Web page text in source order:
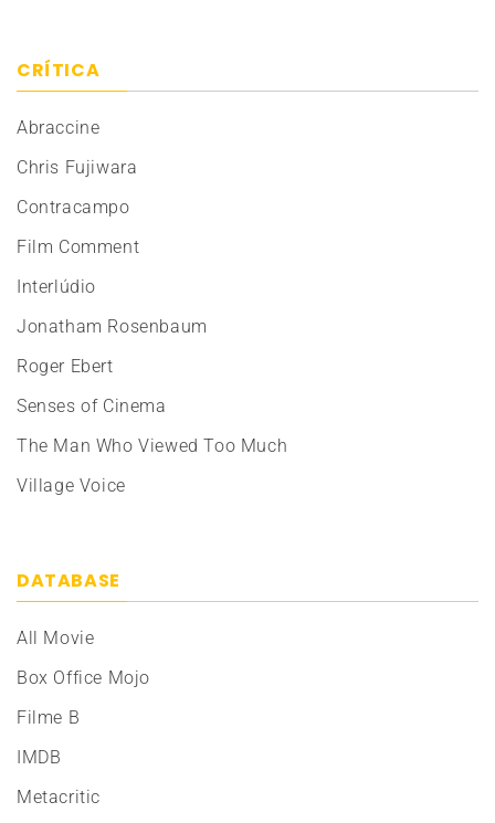
CRÍTICA
Abraccine
Chris Fujiwara
Contracampo
Film Comment
Interlúdio
Jonatham Rosenbaum
Roger Ebert
Senses of Cinema
The Man Who Viewed Too Much
Village Voice
DATABASE
All Movie
Box Office Mojo
Filme B
IMDB
Metacritic